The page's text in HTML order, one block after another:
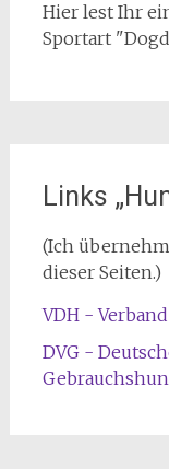
Hier lest Ihr
Sportart
Links
(Ich
dieser Seiten.)
VDH -
DVG -